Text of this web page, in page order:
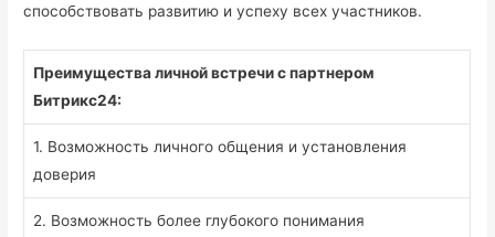
способствовать развитию и успеху всех участников.
Преимущества личной встречи с партнером
Битрикс24:
1. Возможность личного общения и установления
доверия
2. Возможность более глубокого понимания